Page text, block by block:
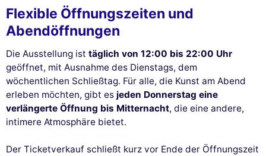
Flexible Öffnungszeiten und
Abendöffnungen
Die Ausstellung ist täglich von 12:00 bis 22:00 Uhr
geöffnet, mit Ausnahme des Dienstags, dem
wöchentlichen Schließtag. Für alle, die Kunst am Abend
erleben möchten, gibt es jeden Donnerstag eine
verlängerte Öffnung bis Mitternacht, die eine andere,
intimere Atmosphäre bietet.
Der Ticketverkauf schließt kurz vor Ende der Öffnungszeit